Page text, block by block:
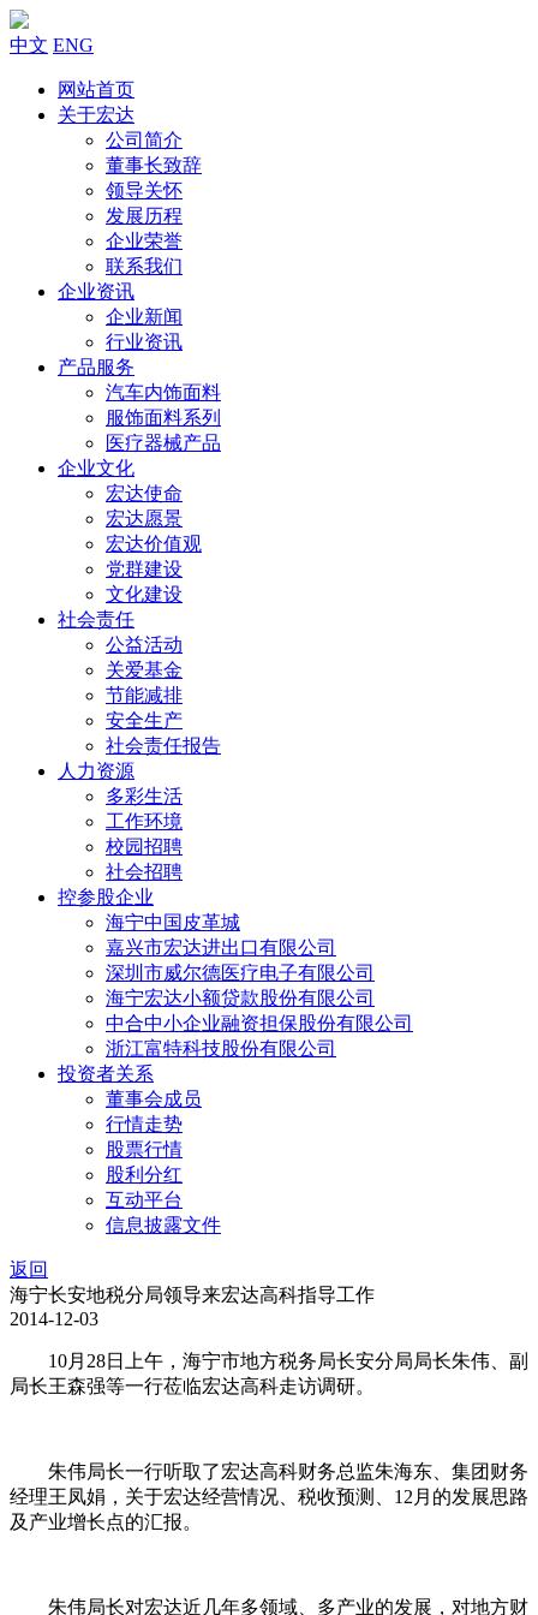
中文 ENG
网站首页
关于宏达
公司简介
董事长致辞
领导关怀
发展历程
企业荣誉
联系我们
企业资讯
企业新闻
行业资讯
产品服务
汽车内饰面料
服饰面料系列
医疗器械产品
企业文化
宏达使命
宏达愿景
宏达价值观
党群建设
文化建设
社会责任
公益活动
关爱基金
节能减排
安全生产
社会责任报告
人力资源
多彩生活
工作环境
校园招聘
社会招聘
控参股企业
海宁中国皮革城
嘉兴市宏达进出口有限公司
深圳市威尔德医疗电子有限公司
海宁宏达小额贷款股份有限公司
中合中小企业融资担保股份有限公司
浙江富特科技股份有限公司
投资者关系
董事会成员
行情走势
股票行情
股利分红
互动平台
信息披露文件
返回
海宁长安地税分局领导来宏达高科指导工作
2014-12-03
10月28日上午，海宁市地方税务局长安分局局长朱伟、副
局长王森强等一行莅临宏达高科走访调研。
朱伟局长一行听取了宏达高科财务总监朱海东、集团财务
经理王凤娟，关于宏达经营情况、税收预测、12月的发展思路
及产业增长点的汇报。
朱伟局长对宏达近几年多领域、多产业的发展，对地方财